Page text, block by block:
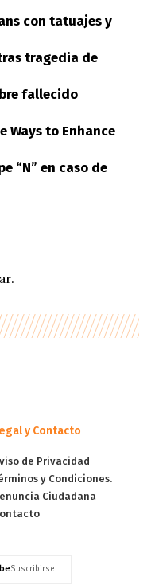
con tatuajes y
tragedia de
fallecido
Ways to Enhance
“N” en caso de
y Contacto
de Privacidad
y Condiciones.
Ciudadana
Suscribirse